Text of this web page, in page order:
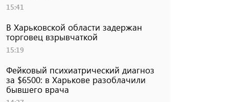
15:41
В Харьковской области задержан
торговец взрывчаткой
15:19
Фейковый психиатрический диагноз
за $6500: в Харькове разоблачили
бывшего врача